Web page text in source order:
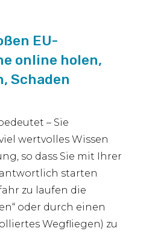
EU-
online holen,
Schaden
– Sie
wertvolles Wissen
so dass Sie mit Ihrer
starten
zu laufen die
oder durch einen
Wegfliegen) zu